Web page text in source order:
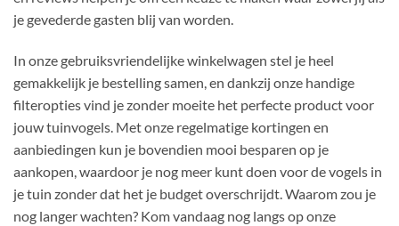
je gevederde gasten blij van worden.
In onze gebruiksvriendelijke winkelwagen stel je heel
gemakkelijk je bestelling samen, en dankzij onze handige
filteropties vind je zonder moeite het perfecte product voor
jouw tuinvogels. Met onze regelmatige kortingen en
aanbiedingen kun je bovendien mooi besparen op je
aankopen, waardoor je nog meer kunt doen voor de vogels in
je tuin zonder dat het je budget overschrijdt. Waarom zou je
nog langer wachten? Kom vandaag nog langs op onze